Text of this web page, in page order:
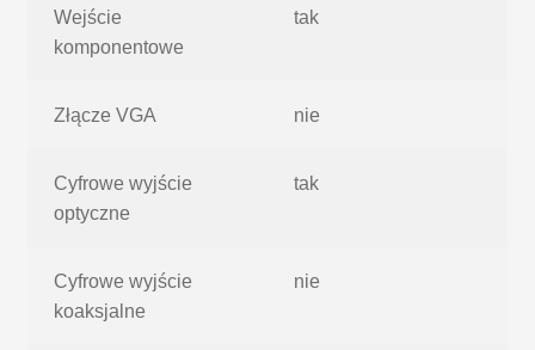
Wejście
komponentowe
tak
Złącze VGA nie
Cyfrowe wyjście
optyczne
tak
Cyfrowe wyjście
koaksjalne
nie